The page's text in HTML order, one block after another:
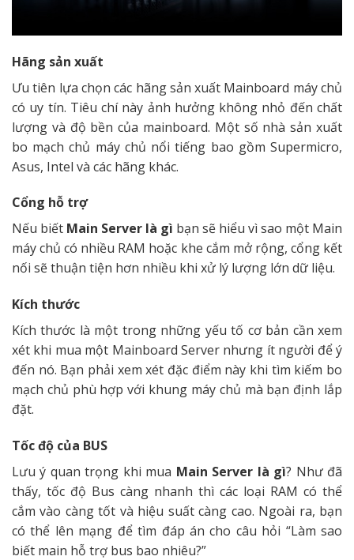
Hãng sản xuất
Ưu tiên lựa chọn các hãng sản xuất Mainboard máy chủ
có uy tín. Tiêu chí này ảnh hưởng không nhỏ đến chất
lượng và độ bền của mainboard. Một số nhà sản xuất
bo mạch chủ máy chủ nổi tiếng bao gồm Supermicro,
Asus, Intel và các hãng khác.
Cổng hỗ trợ
Nếu biết Main Server là gì bạn sẽ hiểu vì sao một Main
máy chủ có nhiều RAM hoặc khe cắm mở rộng, cổng kết
nối sẽ thuận tiện hơn nhiều khi xử lý lượng lớn dữ liệu.
Kích thước
Kích thước là một trong những yếu tố cơ bản cần xem
xét khi mua một Mainboard Server nhưng ít người để ý
đến nó. Bạn phải xem xét đặc điểm này khi tìm kiếm bo
mạch chủ phù hợp với khung máy chủ mà bạn định lắp
đặt.
Tốc độ của BUS
Lưu ý quan trọng khi mua Main Server là gì? Như đã
thấy, tốc độ Bus càng nhanh thì các loại RAM có thể
cắm vào càng tốt và hiệu suất càng cao. Ngoài ra, bạn
có thể lên mạng để tìm đáp án cho câu hỏi “Làm sao
biết main hỗ trợ bus bao nhiêu?”